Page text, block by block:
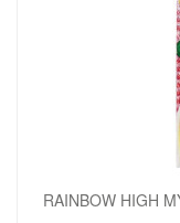
RAINBOW HIGH